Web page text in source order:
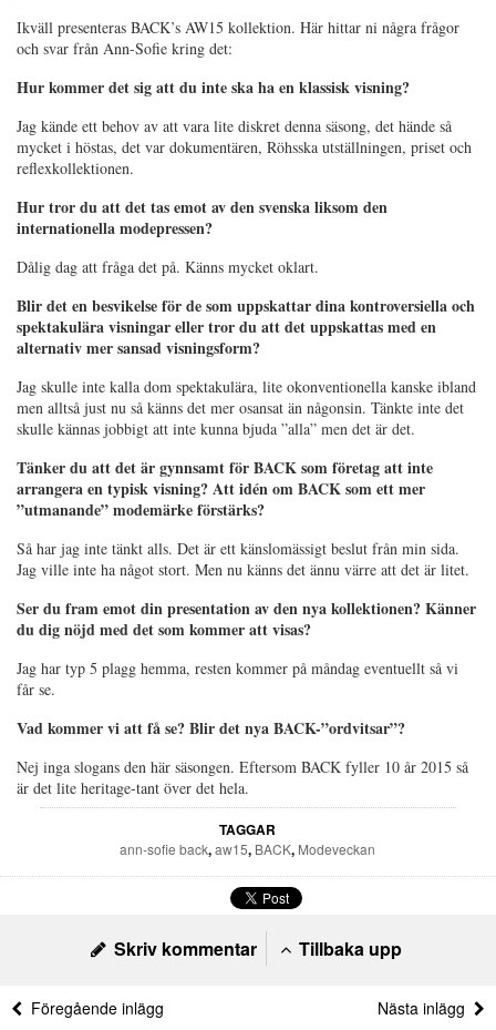
Ikväll presenteras BACK’s AW15 kollektion. Här hittar ni några frågor
och svar från Ann-Sofie kring det:
Hur kommer det sig att du inte ska ha en klassisk visning?
Jag kände ett behov av att vara lite diskret denna säsong, det hände så
mycket i höstas, det var dokumentären, Röhsska utställningen, priset och
reflexkollektionen.
Hur tror du att det tas emot av den svenska liksom den
internationella modepressen?
Dålig dag att fråga det på. Känns mycket oklart.
Blir det en besvikelse för de som uppskattar dina kontroversiella och
spektakulära visningar eller tror du att det uppskattas med en
alternativ mer sansad visningsform?
Jag skulle inte kalla dom spektakulära, lite okonventionella kanske ibland
men alltså just nu så känns det mer osansat än någonsin. Tänkte inte det
skulle kännas jobbigt att inte kunna bjuda ”alla” men det är det.
Tänker du att det är gynnsamt för BACK som företag att inte
arrangera en typisk visning? Att idén om BACK som ett mer
”utmanande” modemärke förstärks?
Så har jag inte tänkt alls. Det är ett känslomässigt beslut från min sida.
Jag ville inte ha något stort. Men nu känns det ännu värre att det är litet.
Ser du fram emot din presentation av den nya kollektionen? Känner
du dig nöjd med det som kommer att visas?
Jag har typ 5 plagg hemma, resten kommer på måndag eventuellt så vi
får se.
Vad kommer vi att få se? Blir det nya BACK-”ordvitsar”?
Nej inga slogans den här säsongen. Eftersom BACK fyller 10 år 2015 så
är det lite heritage-tant över det hela.
TAGGAR
ann-sofie back,aw15, BACK, Modeveckan
Skriv kommentar Tillbaka upp
Föregående inlägg Nästa inlägg